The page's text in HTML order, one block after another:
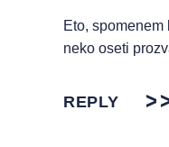
Eto,
neko oseti
REPLY